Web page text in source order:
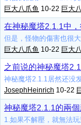
巨大八爪鱼 10-22 巨大
在神秘魔塔2.1.1中
但是，怪物的傷害也很
巨大八爪鱼 10-22 巨大
之前说的神秘魔塔
神秘魔塔2.1.1居然还
JosephHeinrich 10-22
神秘魔塔2.1.1的兩
1.如果不解壓，就無法